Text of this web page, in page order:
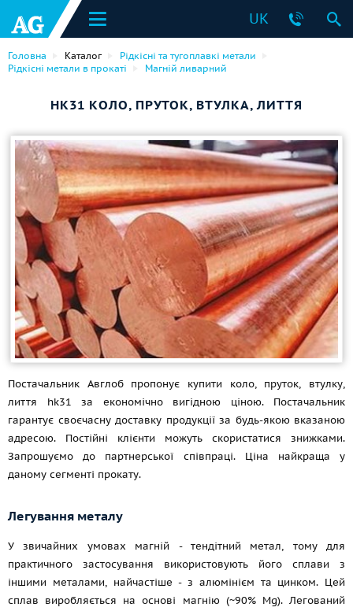
UK
Головна Каталог
Рідкісні та тугоплавкі метали
Рідкісні метали в прокаті
Магній ливарний
HK31 КОЛО, ПРУТОК, ВТУЛКА, ЛИТТЯ
Постачальник Авглоб пропонує купити коло, пруток, втулку,
лиття hk31 за економічно вигідною ціною. Постачальник
гарантує своєчасну доставку продукції за будь-якою вказаною
адресою. Постійні клієнти можуть скористатися знижками.
Запрошуємо до партнерської співпраці. Ціна найкраща у
даному сегменті прокату.
Легування металу
У звичайних умовах магній - тендітний метал, тому для
практичного застосування використовують його сплави з
іншими металами, найчастіше - з алюмінієм та цинком. Цей
сплав виробляється на основі магнію (~90% Mg). Легований